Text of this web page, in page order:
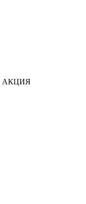
АКЦИЯ